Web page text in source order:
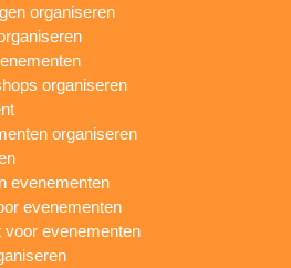
organiseren
organiseren
organiseren
evenementen
evenementen
voor evenementen